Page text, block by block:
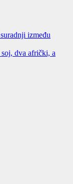
između
dva afrički, a